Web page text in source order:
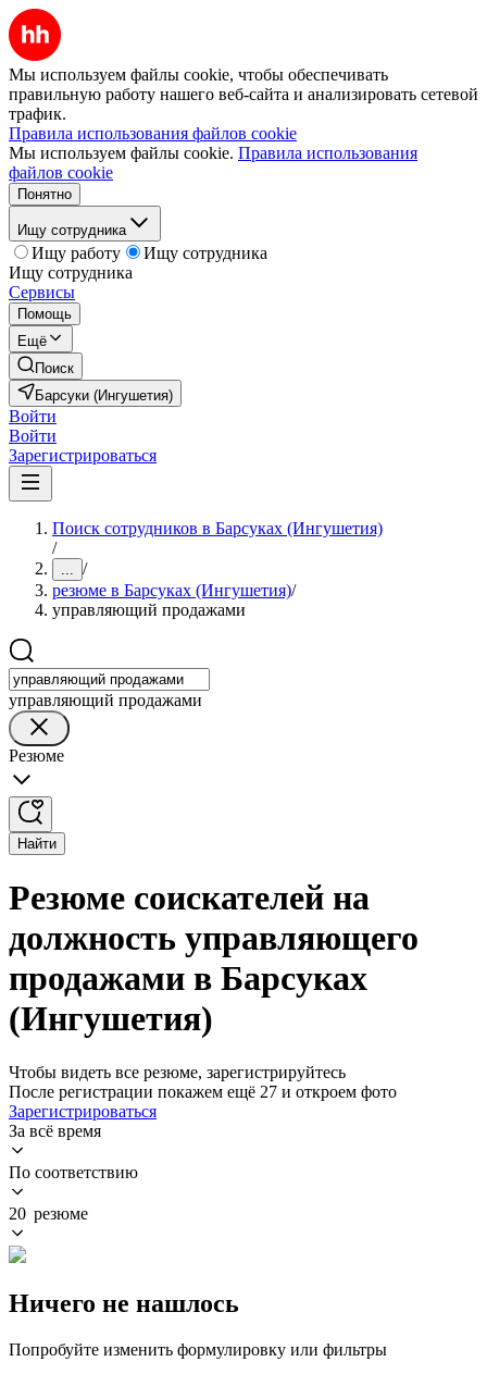
Мы используем файлы cookie, чтобы обеспечивать
правильную работу нашего веб-сайта и анализировать сетевой
трафик.
Правила использования файлов cookie
Мы используем файлы cookie. Правила использования
файлов cookie
Понятно
Ищу сотрудника
Ищу работу
Ищу сотрудника
Ищу сотрудника
Сервисы
Помощь
Ещё
Поиск
Барсуки (Ингушетия)
Войти
Войти
Зарегистрироваться
Поиск сотрудников в Барсуках (Ингушетия)
/
... /
резюме в Барсуках (Ингушетия)/
управляющий продажами
управляющий продажами
Резюме
Найти
Резюме соискателей на
должность управляющего
продажами в Барсуках
(Ингушетия)
Чтобы видеть все резюме, зарегистрируйтесь
После регистрации покажем ещё 27 и откроем фото
Зарегистрироваться
За всё время
По соответствию
20 резюме
Ничего не нашлось
Попробуйте изменить формулировку или фильтры